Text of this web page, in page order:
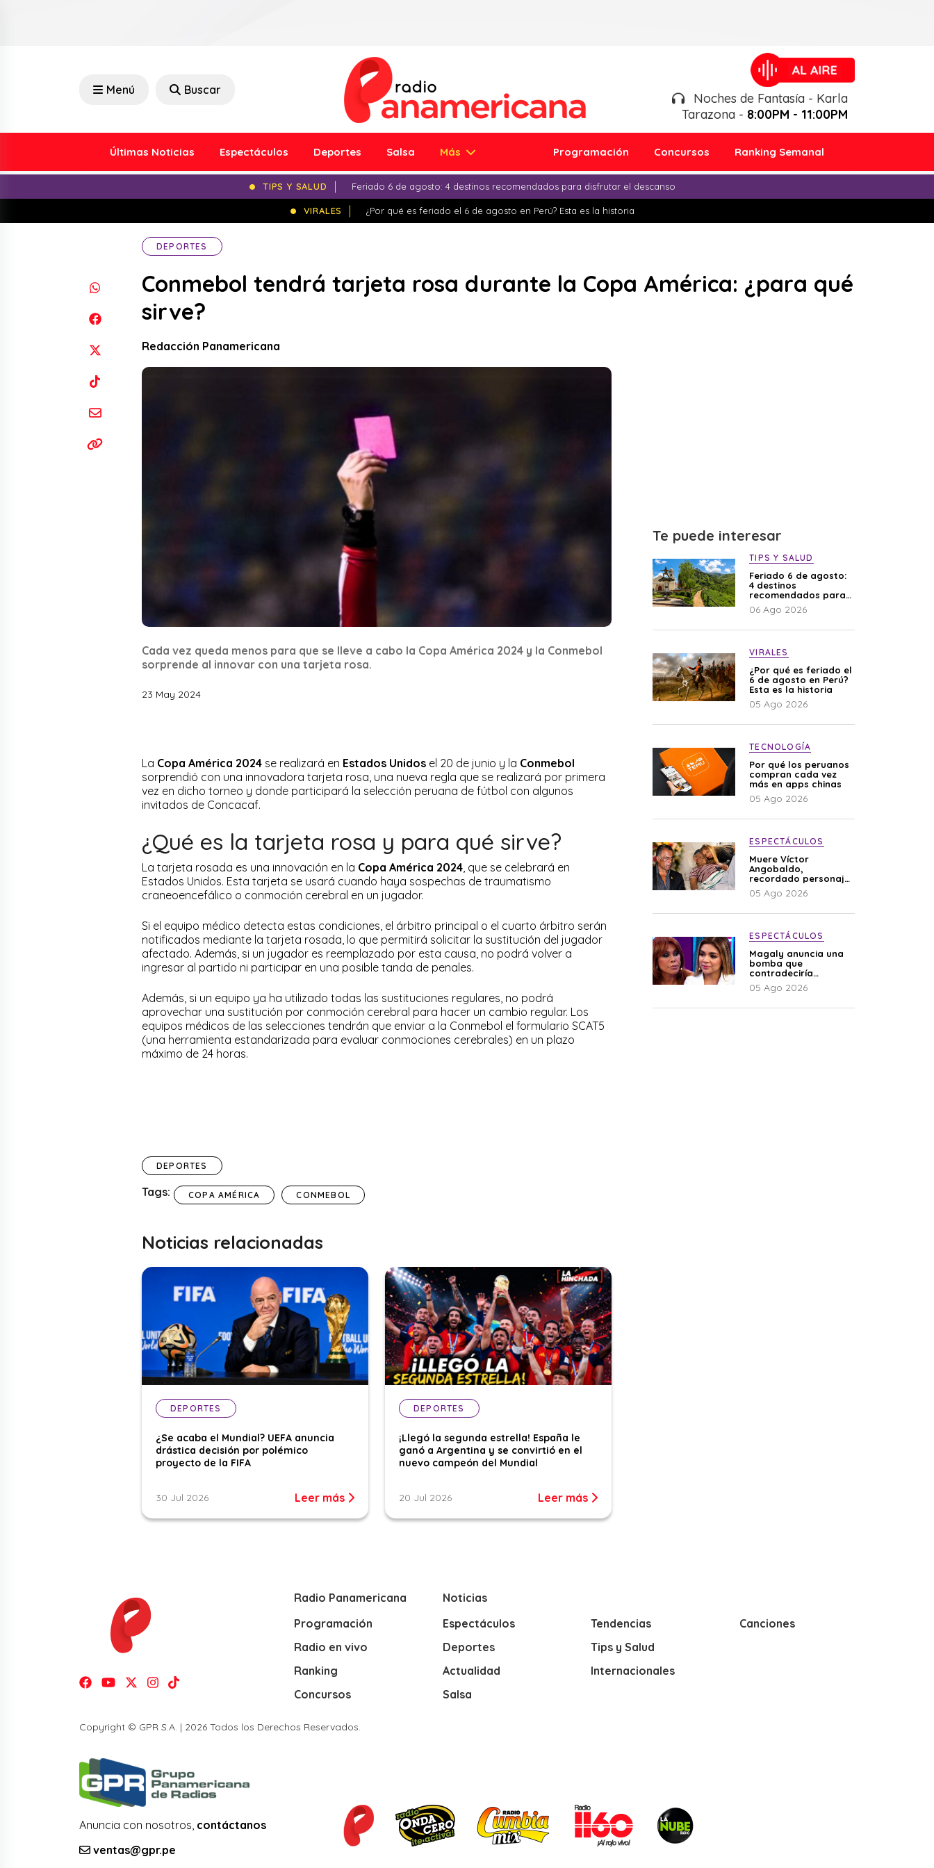
Menú Buscar
Noches de Fantasía - Karla
Tarazona - 8:00PM - 11:00PM
Últimas Noticias Espectáculos Deportes Salsa Más Programación Concursos Ranking Semanal
TIPS Y SALUD Feriado 6 de agosto: 4 destinos recomendados para disfrutar el descanso
VIRALES ¿Por qué es feriado el 6 de agosto en Perú? Esta es la historia
DEPORTES
Conmebol tendrá tarjeta rosa durante la Copa América: ¿para qué
sirve?
Redacción Panamericana
Cada vez queda menos para que se lleve a cabo la Copa América 2024 y la Conmebol
sorprende al innovar con una tarjeta rosa.
23 May 2024
La Copa América 2024 se realizará en Estados Unidos el 20 de junio y la Conmebol
sorprendió con una innovadora tarjeta rosa, una nueva regla que se realizará por primera
vez en dicho torneo y donde participará la selección peruana de fútbol con algunos
invitados de Concacaf.
¿Qué es la tarjeta rosa y para qué sirve?
La tarjeta rosada es una innovación en la Copa América 2024 , que se celebrará en
Estados Unidos. Esta tarjeta se usará cuando haya sospechas de traumatismo
craneoencefálico o conmoción cerebral en un jugador.
Si el equipo médico detecta estas condiciones, el árbitro principal o el cuarto árbitro serán
notificados mediante la tarjeta rosada, lo que permitirá solicitar la sustitución del jugador
afectado. Además, si un jugador es reemplazado por esta causa, no podrá volver a
ingresar al partido ni participar en una posible tanda de penales.
Además, si un equipo ya ha utilizado todas las sustituciones regulares, no podrá
aprovechar una sustitución por conmoción cerebral para hacer un cambio regular. Los
equipos médicos de las selecciones tendrán que enviar a la Conmebol el formulario SCAT5
(una herramienta estandarizada para evaluar conmociones cerebrales) en un plazo
máximo de 24 horas.
DEPORTES
Tags: COPA AMÉRICA CONMEBOL
Noticias relacionadas
DEPORTES
¿Se acaba el Mundial? UEFA anuncia
drástica decisión por polémico
proyecto de la FIFA
30 Jul 2026 Leer más
DEPORTES
¡Llegó la segunda estrella! España le
ganó a Argentina y se convirtió en el
nuevo campeón del Mundial
20 Jul 2026 Leer más
Te puede interesar
TIPS Y SALUD
Feriado 6 de agosto:
4 destinos
recomendados para
disfrutar el descanso
06 Ago 2026
VIRALES
¿Por qué es feriado el
6 de agosto en Perú?
Esta es la historia
05 Ago 2026
TECNOLOGÍA
Por qué los peruanos
compran cada vez
más en apps chinas
05 Ago 2026
ESPECTÁCULOS
Muere Víctor
Angobaldo,
recordado personaje
de la farándula y
expareja de Shirley
05 Ago 2026
ESPECTÁCULOS
Magaly anuncia una
bomba que
contradeciría
comunicado de La
Bella Luz: “Hay un
05 Ago 2026
Radio Panamericana
Programación
Radio en vivo
Ranking
Concursos
Noticias
Espectáculos
Deportes
Actualidad
Salsa
Tendencias
Tips y Salud
Internacionales
Canciones
Copyright © GPR S.A. | 2026 Todos los Derechos Reservados.
Anuncia con nosotros, contáctanos
ventas@gpr.pe